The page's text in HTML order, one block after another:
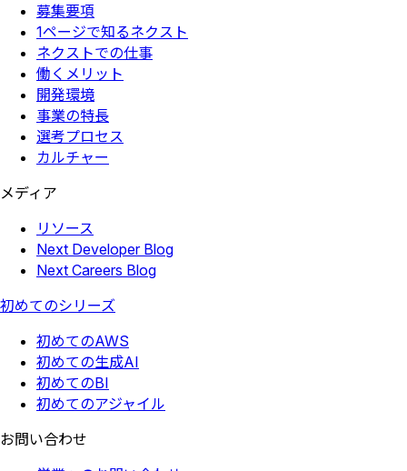
募集要項
1ページで知るネクスト
ネクストでの仕事
働くメリット
開発環境
事業の特長
選考プロセス
カルチャー
メディア
リソース
Next Developer Blog
Next Careers Blog
初めてのシリーズ
初めてのAWS
初めての生成AI
初めてのBI
初めてのアジャイル
お問い合わせ